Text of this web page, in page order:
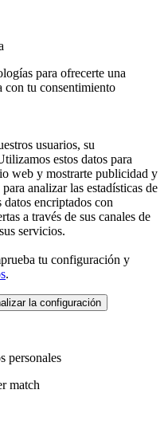
para ofrecerte una
con tu consentimiento
usuarios, su
estos datos para
web y mostrarte publicidad y
analizar las estadísticas de
encriptados con
a través de sus canales de
servicios.
tu configuración y
.
la configuración
personales
match